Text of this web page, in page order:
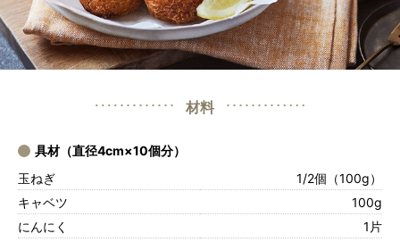
材料
具材（直径4cm×10個分）
玉ねぎ
1/2個（100g）
キャベツ
100g
にんにく
1片